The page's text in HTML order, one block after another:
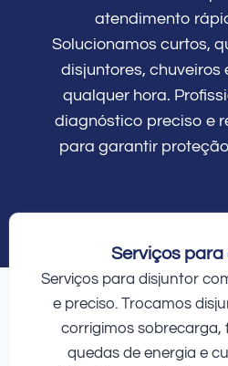
atendimento
Solucionamos curtos,
disjuntores, chuveiros
qualquer hora.
diagnóstico preciso e
para garantir
Serviços para
Serviços para disjuntor
e preciso. Trocamos
corrigimos sobrecarga,
quedas de energia e